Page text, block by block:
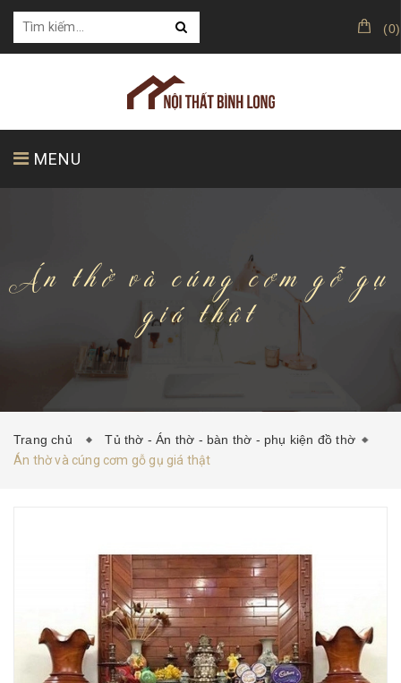
(0)
MENU
KHÁCH HÀNG CỦA CHÚNG TÔI
HƯỚNG DẪN MUA HÀNG
Án thờ và cúng cơm gỗ gụ
giá thật
Trang chủ
Tủ thờ - Án thờ - bàn thờ - phụ kiện đồ thờ
Án thờ và cúng cơm gỗ gụ giá thật